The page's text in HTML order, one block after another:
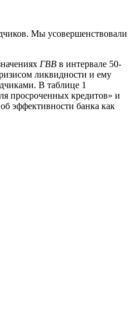
Мы усовершенствовали
ГВВ в интервале 50-
ликвидности и ему
В таблице 1
просроченных кредитов» и
эффективности банка как